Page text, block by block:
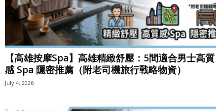
【高雄按摩Spa】高雄精緻舒壓：5間適合男士高質
感 Spa 隱密推薦（附老司機旅行戰略物資）
July 4, 2026